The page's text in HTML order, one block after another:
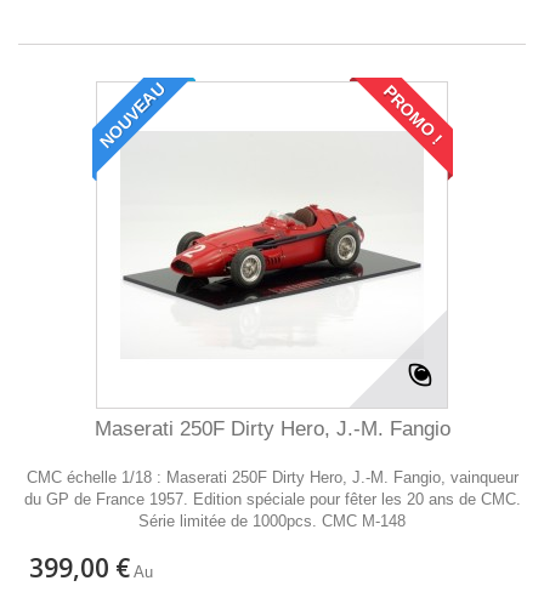
NOUVEAU PROMO !
Maserati 250F Dirty Hero, J.-M. Fangio
CMC échelle 1/18 : Maserati 250F Dirty Hero, J.-M. Fangio, vainqueur
du GP de France 1957. Edition spéciale pour fêter les 20 ans de CMC.
Série limitée de 1000pcs. CMC M-148
399,00 € Au